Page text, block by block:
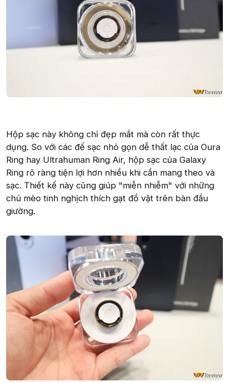
Hộp sạc này không chỉ đẹp mắt mà còn rất thực
dụng. So với các đế sạc nhỏ gọn dễ thất lạc của Oura
Ring hay Ultrahuman Ring Air, hộp sạc của Galaxy
Ring rõ ràng tiện lợi hơn nhiều khi cần mang theo và
sạc. Thiết kế này cũng giúp "miễn nhiễm" với những
chú mèo tinh nghịch thích gạt đồ vật trên bàn đầu
giường.